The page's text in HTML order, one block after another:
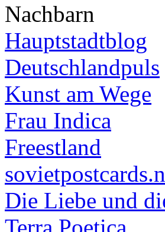
Nachbarn
Hauptstadtblog
Deutschlandpuls
Kunst am Wege
Frau Indica
Freestland
Die Liebe und
Terra Poetica